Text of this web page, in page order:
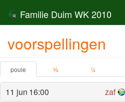
Familie Duim WK 2010
voorspellingen
poule ⅛ ¼
11 jun 16:00 zaf